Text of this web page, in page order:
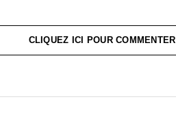
CLIQUEZ ICI POUR COMMENTER